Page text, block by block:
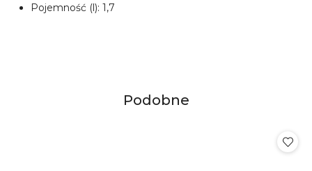
Pojemność (l): 1,7
Pomiń karuzelę produktów
Produkty
Podobne